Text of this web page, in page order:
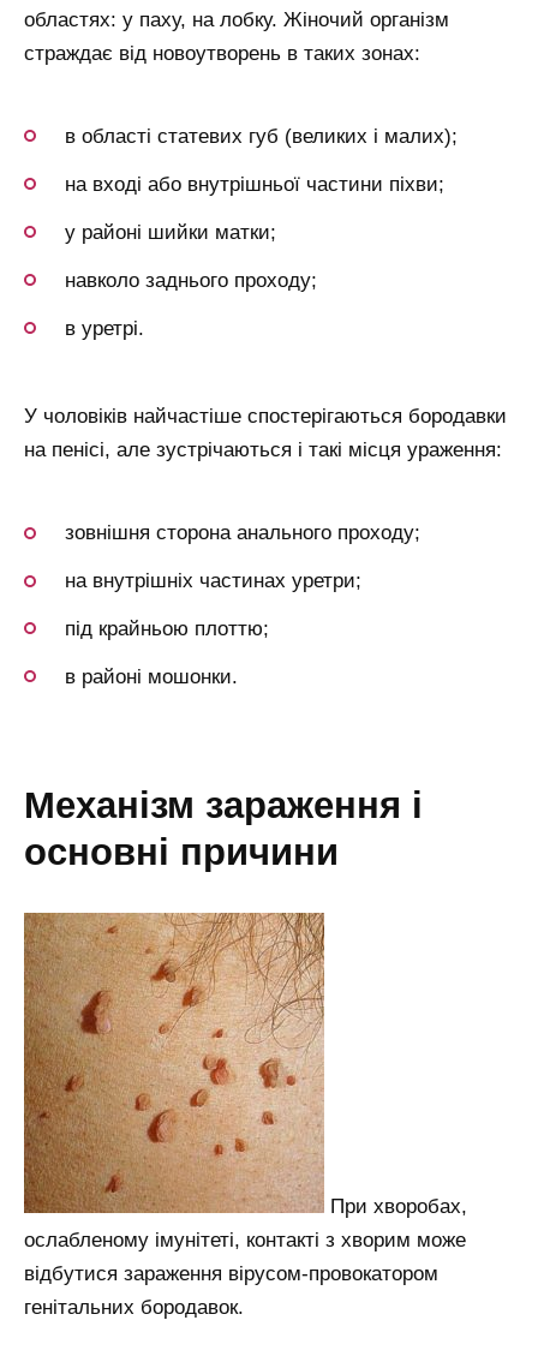
областях: у паху, на лобку. Жіночий організм
страждає від новоутворень в таких зонах:
в області статевих губ (великих і малих);
на вході або внутрішньої частини піхви;
у районі шийки матки;
навколо заднього проходу;
в уретрі.
У чоловіків найчастіше спостерігаються бородавки
на пенісі, але зустрічаються і такі місця ураження:
зовнішня сторона анального проходу;
на внутрішніх частинах уретри;
під крайньою плоттю;
в районі мошонки.
механізм зараження і
основні причини
При хворобах,
ослабленому імунітеті, контакті з хворим може
відбутися зараження вірусом-провокатором
генітальних бородавок.